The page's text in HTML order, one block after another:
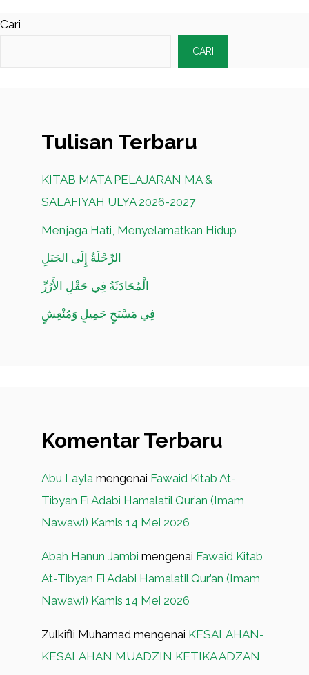
Cari
CARI
Tulisan Terbaru
KITAB MATA PELAJARAN MA &
SALAFIYAH ULYA 2026-2027
Menjaga Hati, Menyelamatkan Hidup
الرِّحْلَةُ إِلَى الجَبَلِ
الْمُحَادَثَةُ فِي حَقْلِ الأَرُزِّ
فِي مَسْبَحٍ جَمِيلٍ وَمُنْعِشٍ
Komentar Terbaru
Abu Layla mengenai Fawaid Kitab At-
Tibyan Fi Adabi Hamalatil Qur’an (Imam
Nawawi) Kamis 14 Mei 2026
Abah Hanun Jambi mengenai Fawaid Kitab
At-Tibyan Fi Adabi Hamalatil Qur’an (Imam
Nawawi) Kamis 14 Mei 2026
Zulkifli Muhamad mengenai KESALAHAN-
KESALAHAN MUADZIN KETIKA ADZAN